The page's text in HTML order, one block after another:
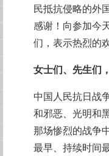
民抵抗侵略的外
感谢！向参加今
们，表示热烈的
女士们、先生们
中国人民抗日战
和邪恶、光明和
那场惨烈的战争
最早、持续时间